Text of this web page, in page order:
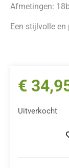
Afmetingen:
Een stijlvolle
€
Uitverkocht